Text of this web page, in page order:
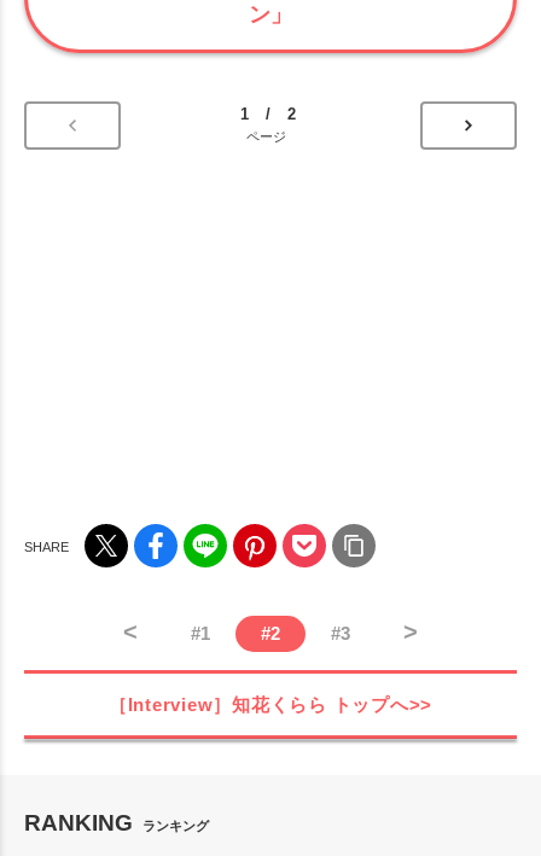
ン」
1 / 2
ページ
< #1 #2 #3 >
［Interview］知花くらら トップへ>>
RANKING ランキング